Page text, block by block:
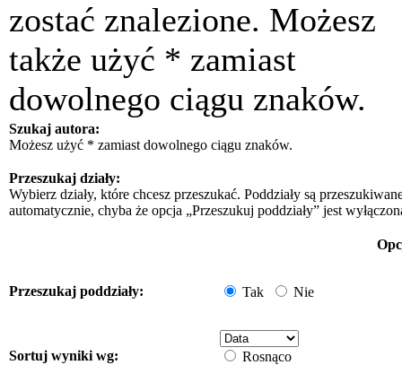
zostać znalezione. Możesz
także użyć * zamiast
dowolnego ciągu znaków.
Szukaj autora:
Możesz użyć * zamiast dowolnego ciągu znaków.
Przeszukaj działy:
Wybierz działy, które chcesz przeszukać. Poddziały są
automatycznie, chyba że opcja „Przeszukuj poddziały” jest
Przeszukaj poddziały: Tak Nie
Sortuj wyniki wg:
Rosnąco